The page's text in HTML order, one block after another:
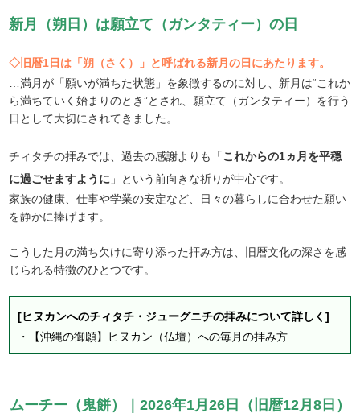
新月（朔日）は願立て（ガンタティー）の日
◇旧暦1日は「朔（さく）」と呼ばれる新月の日にあたります。
…満月が「願いが満ちた状態」を象徴するのに対し、新月は“これか
ら満ちていく始まりのとき”とされ、願立て（ガンタティー）を行う
日として大切にされてきました。
チィタチの拝みでは、過去の感謝よりも「これからの1ヵ月を平穏
に過ごせますように 」という前向きな祈りが中心です。
家族の健康、仕事や学業の安定など、日々の暮らしに合わせた願い
を静かに捧げます。
こうした月の満ち欠けに寄り添った拝み方は、旧暦文化の深さを感
じられる特徴のひとつです。
[ヒヌカンへのチィタチ・ジューグニチの拝みについて詳しく]
・
【沖縄の御願】ヒヌカン（仏壇）への毎月の拝み方
ムーチー（鬼餅）｜2026年1月26日（旧暦12月8日）